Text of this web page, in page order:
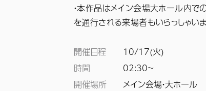
・本作品はメイン会場大ホール内
を通行される来場者もいらっしゃい
開催日程
10/17(火)
時間
02:30~
開催場所
メイン会場・大ホール